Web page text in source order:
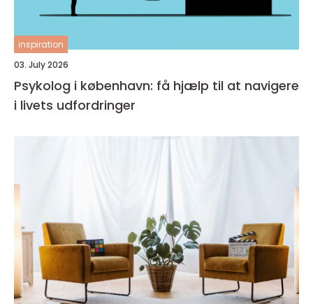
inspiration
03. July 2026
Psykolog i københavn: få hjælp til at navigere
i livets udfordringer